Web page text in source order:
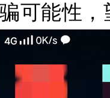
可能性